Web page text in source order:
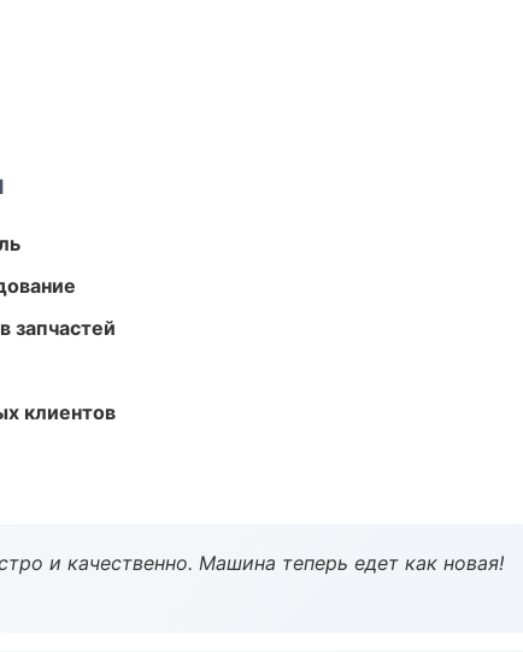
запчастей
клиентов
и качественно. Машина теперь едет как новая!